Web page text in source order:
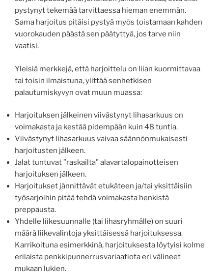
pystynyt tekemää tarvittaessa hieman enemmän.
Sama harjoitus pitäisi pystyä myös toistamaan kahden
vuorokauden päästä sen päätyttyä, jos tarve niin
vaatisi.
Yleisiä merkkejä, että harjoittelu on liian kuormittavaa
tai toisin ilmaistuna, ylittää senhetkisen
palautumiskyvyn ovat muun muassa:
Harjoituksen jälkeinen viivästynyt lihasarkuus on
voimakasta ja kestää pidempään kuin 48 tuntia.
Viivästynyt lihasarkuus vaivaa säännönmukaisesti
harjoitusten jälkeen.
Jalat tuntuvat ”raskailta” alavartalopainotteisen
harjoituksen jälkeen.
Harjoitukset jännittävät etukäteen ja/tai yksittäisiin
työsarjoihin pitää tehdä voimakasta henkistä
preppausta.
Yhdelle liikesuunnalle (tai lihasryhmälle) on suuri
määrä liikevalintoja yksittäisessä harjoituksessa.
Karrikoituna esimerkkinä, harjoituksesta löytyisi kolme
erilaista penkkipunnerrusvariaatiota eri välineet
mukaan lukien.